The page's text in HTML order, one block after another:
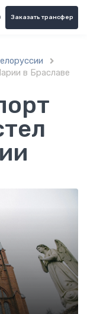
Заказать трансфер

в Браславе